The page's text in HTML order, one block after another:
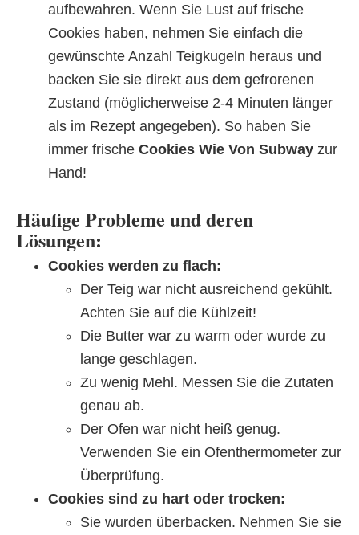
aufbewahren. Wenn Sie Lust auf frische
Cookies haben, nehmen Sie einfach die
gewünschte Anzahl Teigkugeln heraus und
backen Sie sie direkt aus dem gefrorenen
Zustand (möglicherweise 2-4 Minuten länger
als im Rezept angegeben). So haben Sie
immer frische Cookies Wie Von Subway zur
Hand!
Häufige Probleme und deren
Lösungen:
Cookies werden zu flach:
Der Teig war nicht ausreichend gekühlt.
Achten Sie auf die Kühlzeit!
Die Butter war zu warm oder wurde zu
lange geschlagen.
Zu wenig Mehl. Messen Sie die Zutaten
genau ab.
Der Ofen war nicht heiß genug.
Verwenden Sie ein Ofenthermometer zur
Überprüfung.
Cookies sind zu hart oder trocken:
Sie wurden überbacken. Nehmen Sie sie